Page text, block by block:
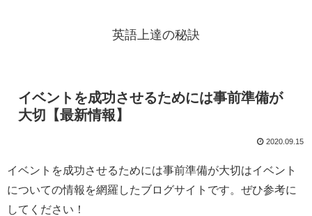
英語上達の秘訣
イベントを成功させるためには事前準備が
大切【最新情報】
2020.09.15
イベントを成功させるためには事前準備が大切はイベント
についての情報を網羅したブログサイトです。ぜひ参考に
してください！